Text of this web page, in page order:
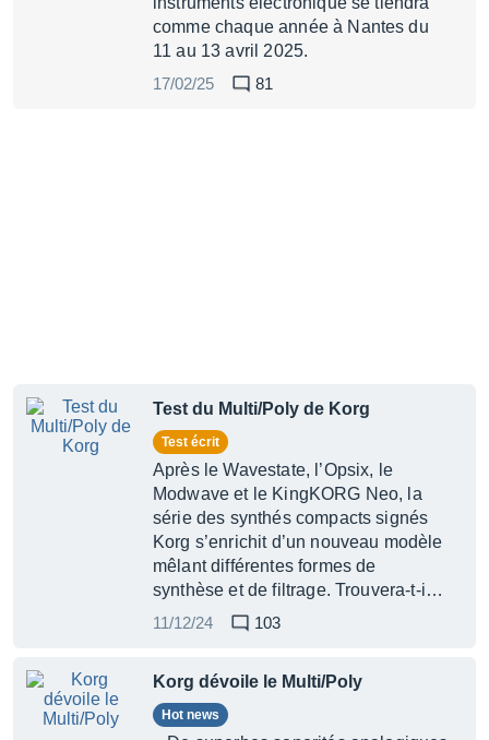
comme chaque année à Nantes du
11 au 13 avril 2025.
17/02/25
81
Test du Multi/Poly de Korg
Test écrit
Après le Wavestate, l’Opsix, le
Modwave et le KingKORG Neo, la
série des synthés compacts signés
Korg s’enrichit d’un nouveau modèle
mêlant différentes formes de
synthèse et de filtrage. Trouvera-t-i…
11/12/24
103
Korg dévoile le Multi/Poly
Hot news